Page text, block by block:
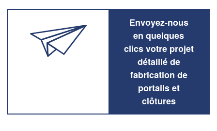
Envoyez-nous
en quelques
clics votre projet
détaillé de
fabrication de
portails et
clôtures